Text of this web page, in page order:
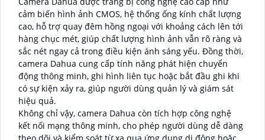
cảm biến hình ảnh CMOS, hệ thống ống kính chất lượng
cao, hỗ trợ quay đêm hồng ngoại với khoảng cách lên tới
hàng chục mét, giúp chất lượng hình ảnh vẫn rõ ràng và
sắc nét ngay cả trong điều kiện ánh sáng yếu. Đồng thời,
camera Dahua cung cấp tính năng phát hiện chuyển
động thông minh, ghi hình liên tục hoặc bắt đầu ghi khi
có sự kiện xảy ra, giúp người dùng quản lý và giám sát
hiệu quả.
Không chỉ vậy, camera Dahua còn tích hợp công nghệ
kết nối mạng thông minh, cho phép người dùng dễ dàng